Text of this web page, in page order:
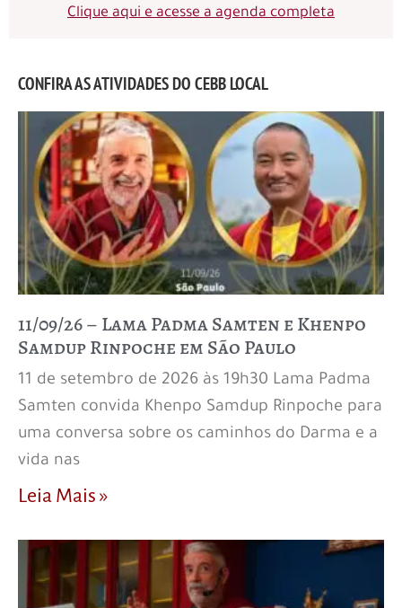
Clique aqui e acesse a agenda completa
CONFIRA AS ATIVIDADES DO CEBB LOCAL
11/09/26 – Lama Padma Samten e Khenpo
Samdup Rinpoche em São Paulo
11 de setembro de 2026 às 19h30 Lama Padma
Samten convida Khenpo Samdup Rinpoche para
uma conversa sobre os caminhos do Darma e a
vida nas
Leia Mais »